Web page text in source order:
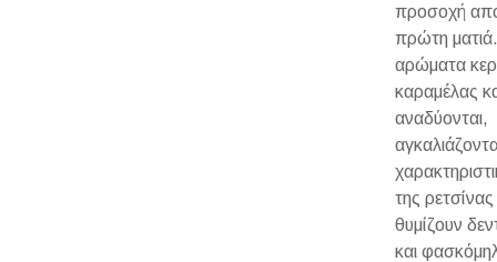
προσοχή
πρώτη
αρώματα
καραμέλας
αναδύονται,
της
θυμίζουν
και